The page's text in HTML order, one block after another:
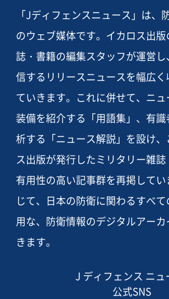
「Jディフェンスニュース」は、
のウェブ媒体です。イカロス出
誌・書籍の編集スタッフが運営
信するリリースニュースを幅広
ていきます。これに併せて、ニ
装備を紹介する「用語集」、有
析する「ニュース解説」を設け
ス出版が発行したミリタリー雑誌
有用性の高い記事群を再掲して
じて、日本の防衛に関わるすべ
用な、防衛情報のデジタルアー
きます。
J ディフェンス ニュ
公式SNS